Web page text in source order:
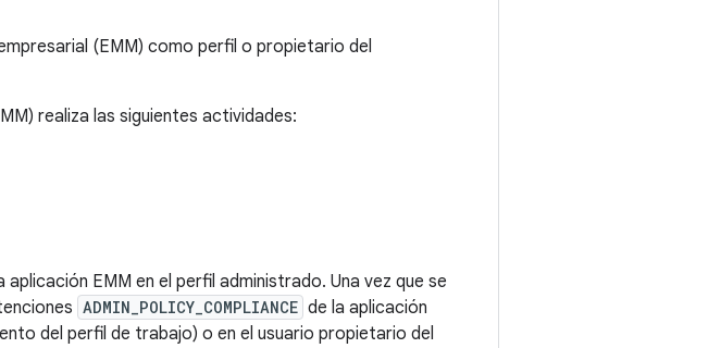
(EMM) como perfil o propietario del
realiza las siguientes actividades:
EMM en el perfil administrado. Una vez que se
ADMIN_POLICY_COMPLIANCE de la aplicación
del perfil de trabajo) o en el usuario propietario del